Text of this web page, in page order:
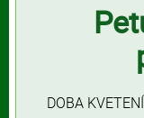
DOBA